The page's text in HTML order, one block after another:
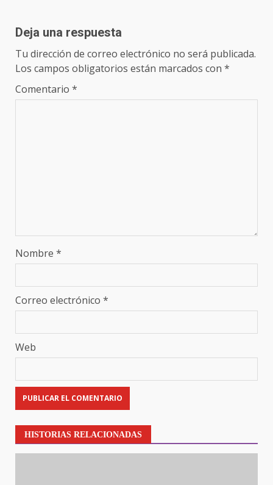
Deja una respuesta
Tu dirección de correo electrónico no será publicada.
Los campos obligatorios están marcados con *
Comentario *
Nombre *
Correo electrónico *
Web
HISTORIAS RELACIONADAS